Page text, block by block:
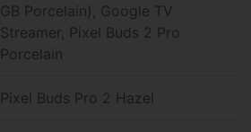
GB Porcelain), Google TV
Streamer, Pixel Buds 2 Pro
Porcelain
Pixel Buds Pro 2 Hazel